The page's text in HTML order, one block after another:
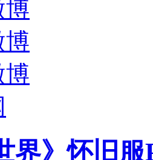
博
博
博
界》怀旧